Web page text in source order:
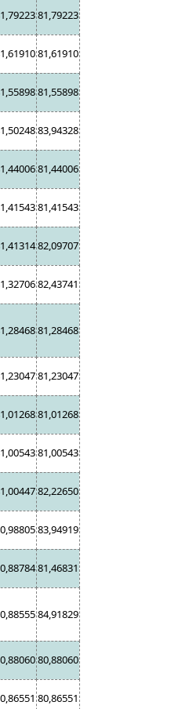
81,79223
81,61910
81,55898
83,94328
81,44006
81,41543
82,09707
82,43741
81,28468
81,23047
81,01268
81,00543
82,22650
83,94919
81,46831
84,91829
80,88060
80,86551